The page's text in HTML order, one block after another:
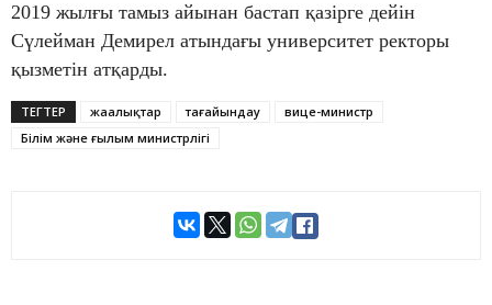
2019 жылғы тамыз айынан бастап қазірге дейін
Сүлейман Демирел атындағы университет ректоры
қызметін атқарды.
ТЕГТЕР жаңалықтар тағайындау
вице-министр
Білім және ғылым министрлігі